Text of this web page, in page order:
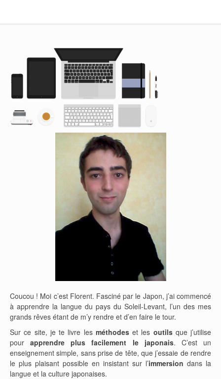
Coucou ! Moi c’est Florent. Fasciné par le Japon, j’ai commencé
à apprendre la langue du pays du Soleil-Levant, l’un des mes
grands rêves étant de m’y rendre et d’en faire le tour.
Sur ce site, je te livre les méthodeset les outilsque j’utilise
pourapprendre plus facilement le japonais. C’est un
enseignement simple, sans prise de tête, que j’essaie de rendre
le plus plaisant possible en insistant sur l’immersion dans la
langue et la culture japonaises.